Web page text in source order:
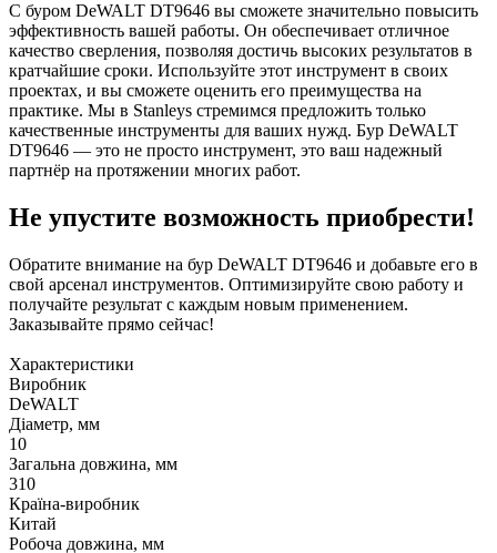
С буром DeWALT DT9646 вы сможете значительно повысить
эффективность вашей работы. Он обеспечивает отличное
качество сверления, позволяя достичь высоких результатов в
кратчайшие сроки. Используйте этот инструмент в своих
проектах, и вы сможете оценить его преимущества на
практике. Мы в Stanleys стремимся предложить только
качественные инструменты для ваших нужд. Бур DeWALT
DT9646 — это не просто инструмент, это ваш надежный
партнёр на протяжении многих работ.
Не упустите возможность приобрести!
Обратите внимание на бур DeWALT DT9646 и добавьте его в
свой арсенал инструментов. Оптимизируйте свою работу и
получайте результат с каждым новым применением.
Заказывайте прямо сейчас!
Характеристики
Виробник
DeWALT
Діаметр, мм
10
Загальна довжина, мм
310
Країна-виробник
Китай
Робоча довжина, мм